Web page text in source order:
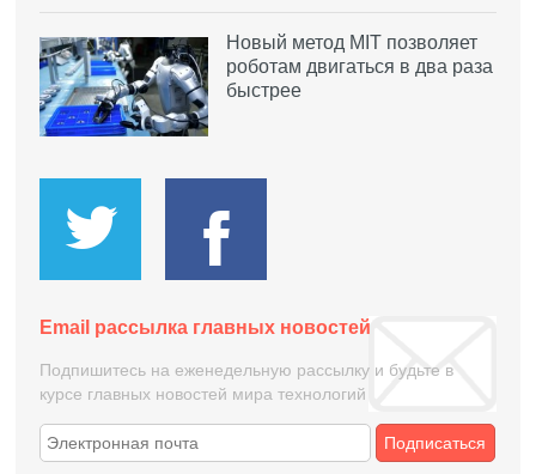
Новый метод MIT позволяет
роботам двигаться в два раза
быстрее
Email рассылка главных новостей
Подпишитесь на еженедельную рассылку и будьте в
курсе главных новостей мира технологий
Подписаться